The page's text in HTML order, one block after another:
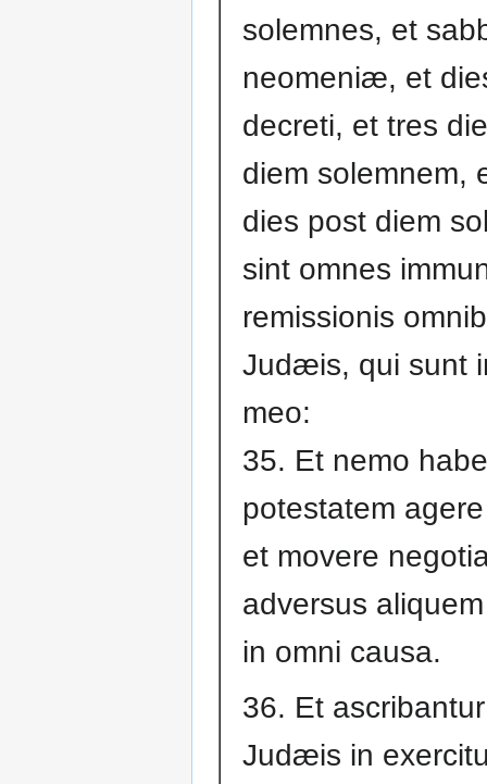
solemnes, et
neomeniæ, et
decreti, et tres
diem solemnem,
dies post diem
sint omnes
remissionis
Judæis, qui sunt
meo:
35. Et nemo
potestatem
et movere
adversus
in omni causa.
36. Et
Judæis in